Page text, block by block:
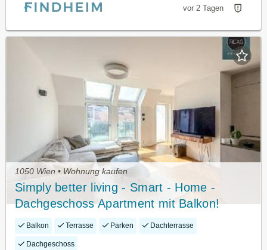
vor 2 Tagen
1050 Wien • Wohnung kaufen
Simply better living - Smart - Home -
Dachgeschoss Apartment mit Balkon!
Stellplatz verfügbar!
Balkon Terrasse Parken Dachterrasse
Dachgeschoss